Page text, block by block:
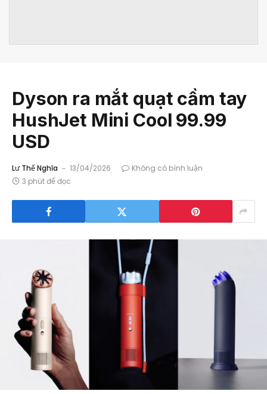
Dyson ra mắt quạt cầm tay
HushJet Mini Cool 99.99
USD
Lư Thế Nghĩa 13/04/2026
Không có bình luận
3 phút để đọc